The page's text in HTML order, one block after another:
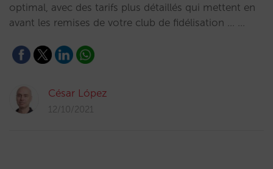
optimal, avec des tarifs plus détaillés qui mettent en
avant les remises de votre club de fidélisation … …
César López
12/10/2021